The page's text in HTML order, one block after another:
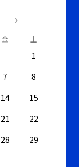
金 土
1
7
8
14
15
21
22
28
29